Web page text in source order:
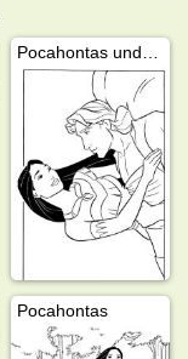
Pocahontas